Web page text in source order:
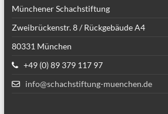
Münchener Schachstiftung
Zweibrückenstr. 8 / Rückgebäude A4
80331 München
+49 (0) 89 379 117 97
info@schachstiftung-muenchen.de